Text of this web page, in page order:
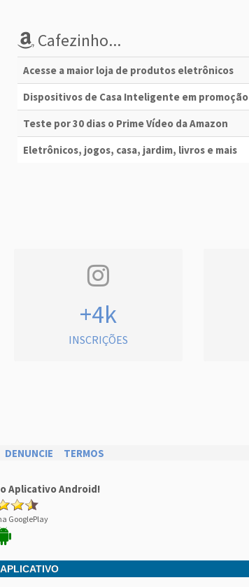
Cafezinho...
Acesse a maior loja de produtos eletrônicos
Dispositivos de Casa Inteligente em promoção
Teste por 30 dias o Prime Vídeo da Amazon
Eletrônicos, jogos, casa, jardim, livros e mais
+4k
INSCRIÇÕES
DENUNCIE TERMOS
Aplicativo Android!
GooglePlay